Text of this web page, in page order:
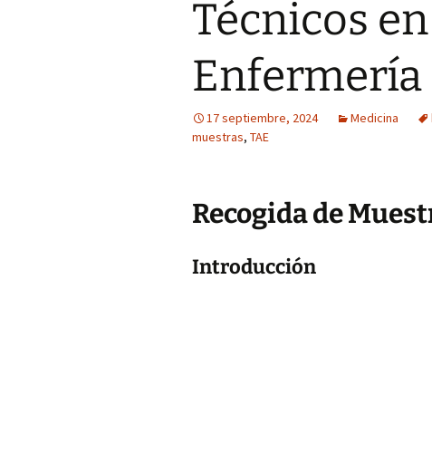
Técnicos
Enfermería
17 septiembre, 2024 Medicina
muestras, TAE
Recogida de
Introducción